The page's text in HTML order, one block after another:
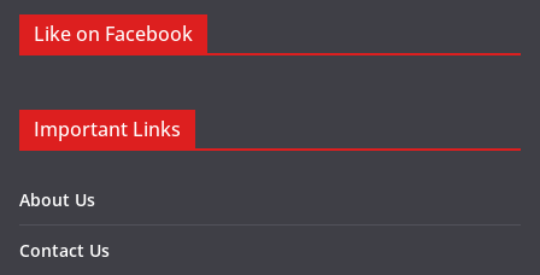
Like on Facebook
Important Links
About Us
Contact Us